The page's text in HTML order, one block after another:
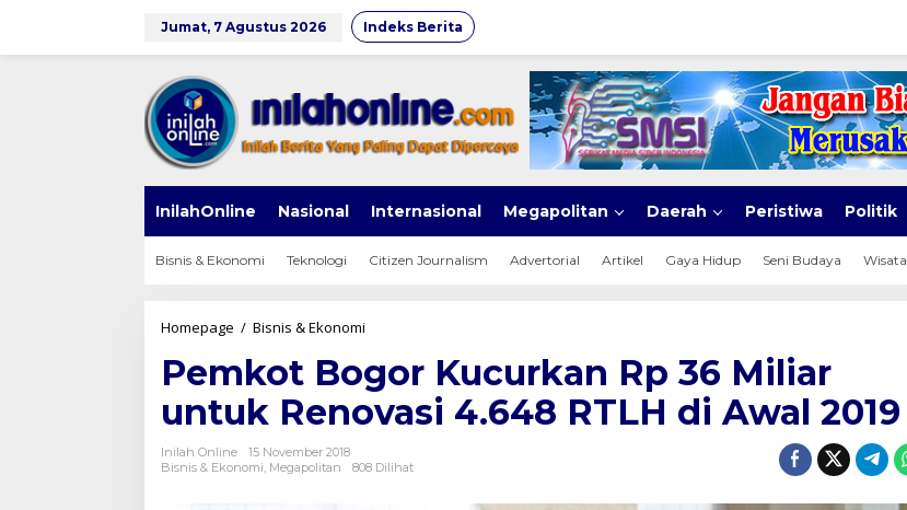
Jumat, 7 Agustus 2026 Indeks Berita
InilahOnline Nasional Internasional Megapolitan Daerah Peristiwa Politik
Bisnis & Ekonomi Teknologi Citizen Journalism Advertorial Artikel Gaya Hidup Seni Budaya Wisata
Homepage / Bisnis & Ekonomi
Kucurkan
Rp
36
Miliar
Renovasi
Pemkot Bogor Kucurkan Rp 36 Miliar
untuk Renovasi 4.648 RTLH di Awal 2019
Inilah Online
15 November 2018
Bisnis & Ekonomi, Megapolitan 808 Dilihat